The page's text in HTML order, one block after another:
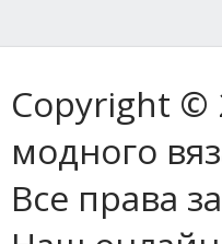
Copyright ©
модного
Все права